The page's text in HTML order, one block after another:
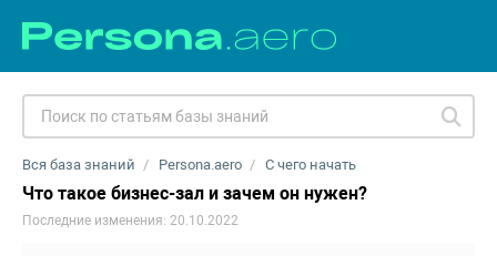
Вся база знаний Persona.aero С чего начать
Что такое бизнес-зал и зачем он нужен?
Последние изменения: 20.10.2022